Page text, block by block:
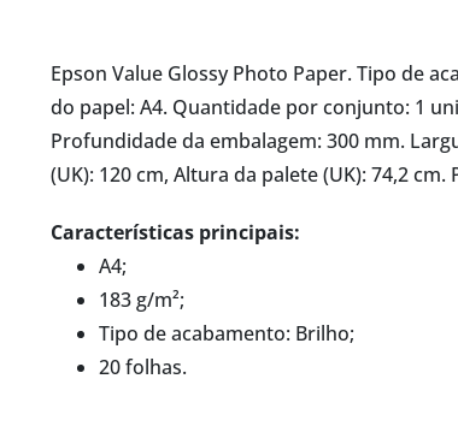
Epson Value Glossy Photo Paper. Tipo de
do papel: A4. Quantidade por conjunto: 1
Profundidade da embalagem: 300 mm.
(UK): 120 cm, Altura da palete (UK): 74,2 cm.
Características principais:
A4;
183 g/m²;
Tipo de acabamento: Brilho;
20 folhas.